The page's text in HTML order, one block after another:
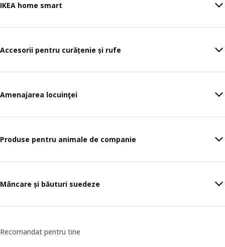
IKEA home smart
Accesorii pentru curățenie și rufe
Amenajarea locuinţei
Produse pentru animale de companie
Mâncare și băuturi suedeze
Recomandat pentru tine